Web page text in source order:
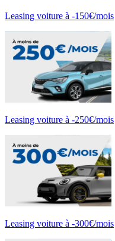
Leasing voiture à -150€/mois
Leasing voiture à -250€/mois
Leasing voiture à -300€/mois